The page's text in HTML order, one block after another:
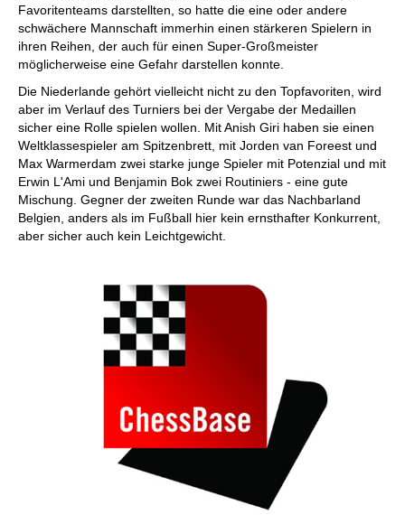
Favoritenteams darstellten, so hatte die eine oder andere
schwächere Mannschaft immerhin einen stärkeren Spielern in
ihren Reihen, der auch für einen Super-Großmeister
möglicherweise eine Gefahr darstellen konnte.
Die Niederlande gehört vielleicht nicht zu den Topfavoriten, wird
aber im Verlauf des Turniers bei der Vergabe der Medaillen
sicher eine Rolle spielen wollen. Mit Anish Giri haben sie einen
Weltklassespieler am Spitzenbrett, mit Jorden van Foreest und
Max Warmerdam zwei starke junge Spieler mit Potenzial und mit
Erwin L'Ami und Benjamin Bok zwei Routiniers - eine gute
Mischung. Gegner der zweiten Runde war das Nachbarland
Belgien, anders als im Fußball hier kein ernsthafter Konkurrent,
aber sicher auch kein Leichtgewicht.